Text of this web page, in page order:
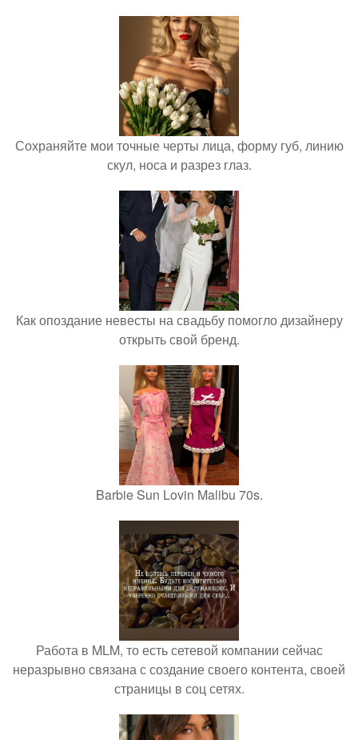
Сохраняйте мои точные черты лица, форму губ, линию
скул, носа и разрез глаз.
Как опоздание невесты на свадьбу помогло дизайнеру
открыть свой бренд.
Barbie Sun Lovin Malibu 70s.
Работа в MLM, то есть сетевой компании сейчас
неразрывно связана с создание своего контента, своей
страницы в соц сетях.